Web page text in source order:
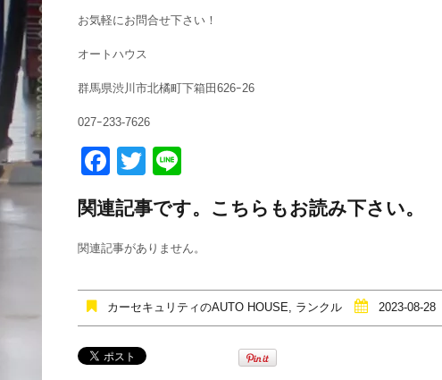
お気軽にお問合せ下さい！
オートハウス
群馬県渋川市北橘町下箱田626ｰ26
027ｰ233-7626
F
a
c
e
o
o
k
T
tt
er
e
関連記事です。こちらもお読み下さい。
関連記事がありません。
カーセキュリティのAUTO HOUSE ランクル 2023-08-28